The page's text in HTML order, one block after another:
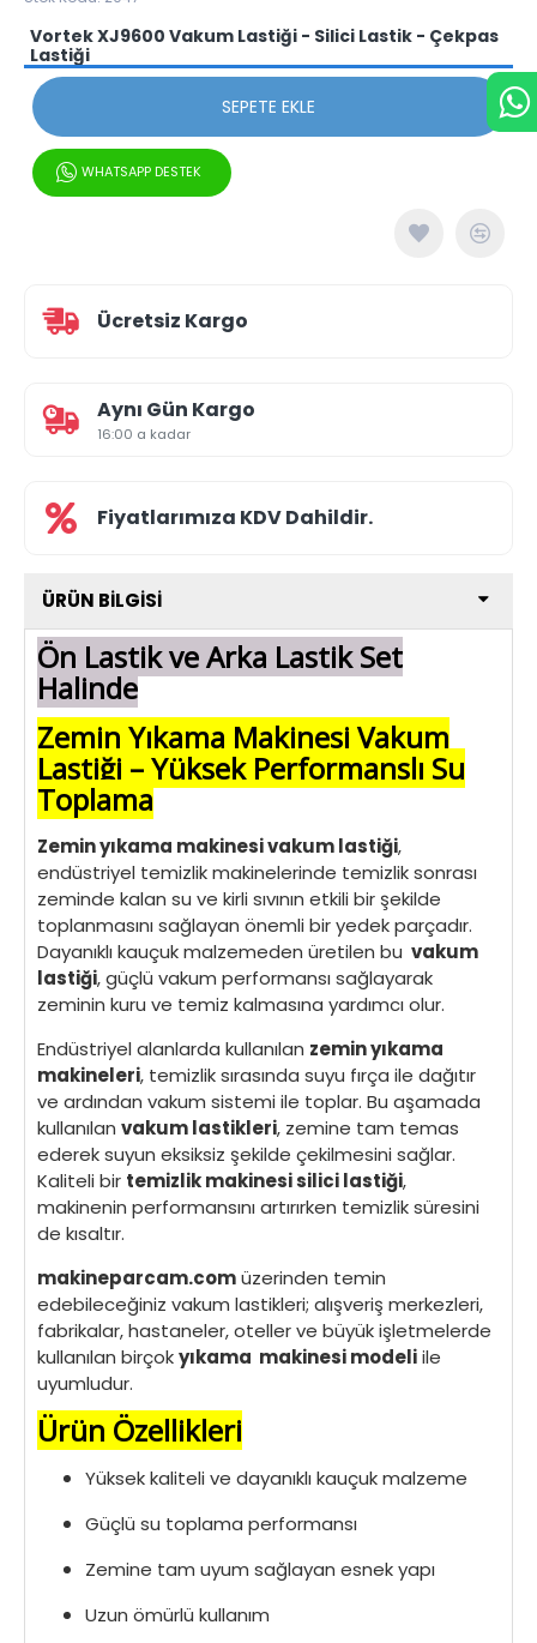
Vortek XJ9600 Vakum Lastiği - Silici Lastik - Çekpas
Lastiği
SEPETE EKLE
WHATSAPP DESTEK
Ücretsiz Kargo
Aynı Gün Kargo
16:00 a kadar
Fiyatlarımıza KDV Dahildir.
ÜRÜN BILGISI
Ön Lastik ve Arka Lastik Set
Halinde
Zemin Yıkama Makinesi Vakum
Lastiği – Yüksek Performanslı Su
Toplama
Zemin yıkama makinesi vakum lastiği,
endüstriyel temizlik makinelerinde temizlik sonrası
zeminde kalan su ve kirli sıvının etkili bir şekilde
toplanmasını sağlayan önemli bir yedek parçadır.
Dayanıklı kauçuk malzemeden üretilen bu vakum
lastiği, güçlü vakum performansı sağlayarak
zeminin kuru ve temiz kalmasına yardımcı olur.
Endüstriyel alanlarda kullanılan zemin yıkama
makineleri, temizlik sırasında suyu fırça ile dağıtır
ve ardından vakum sistemi ile toplar. Bu aşamada
kullanılan vakum lastikleri, zemine tam temas
ederek suyun eksiksiz şekilde çekilmesini sağlar.
Kaliteli bir temizlik makinesi silici lastiği,
makinenin performansını artırırken temizlik süresini
de kısaltır.
makineparcam.comüzerinden temin
edebileceğiniz vakum lastikleri; alışveriş merkezleri,
fabrikalar, hastaneler, oteller ve büyük işletmelerde
kullanılan birçokyıkama makinesi modeliile
uyumludur.
Ürün Özellikleri
Yüksek kaliteli ve dayanıklı kauçuk malzeme
Güçlü su toplama performansı
Zemine tam uyum sağlayan esnek yapı
Uzun ömürlü kullanım